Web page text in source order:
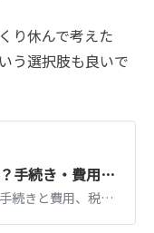
り休んで考えた
う選択肢も良いで
会社の休眠とは？手続き・費用・メリットと廃業や売却との比較を解説
会社を休眠させる手続きと費用、税務上の注意点を解説。廃業との違い、休眠中の義務（申告・登記）、休眠会社を売却するという選択肢まで比較しながら紹介します。